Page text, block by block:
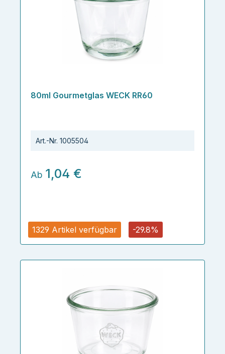
1329 Artikel verfügbar -29.8%
80ml Gourmetglas WECK RR60
Art.-Nr. 1005504
Ab 1,04 €